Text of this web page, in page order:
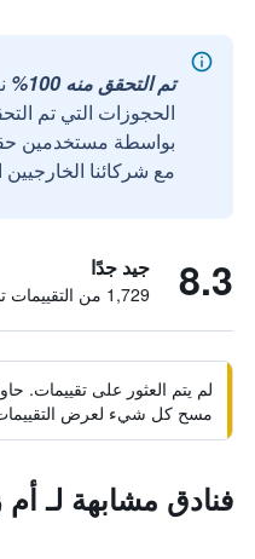
تم التحقق منه 100%
الحجوزات التي تم
مع شركائنا الخارجيين
8.3 جيد جدًا
1,729 من التقييمات تم التحقق منها
لم يتم العثور على تقييمات.
مسح كل شيء لعرض
فنادق مشابهة لـ